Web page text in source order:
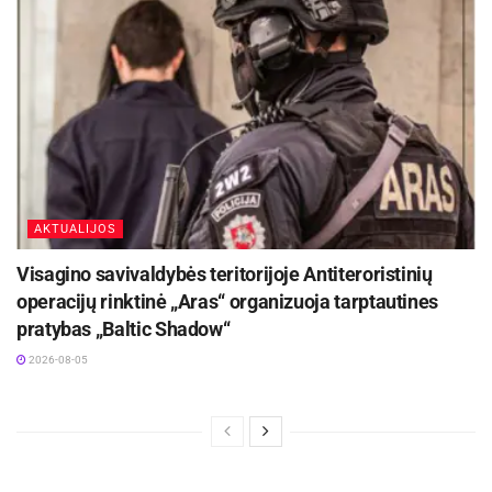
Kupiškio rajono savivaldybė
AKTUALIJOS
Visagino savivaldybės teritorijoje Antiteroristinių
operacijų rinktinė „Aras“ organizuoja tarptautines
pratybas „Baltic Shadow“
2026-08-05